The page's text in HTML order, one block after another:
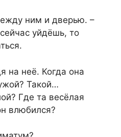
ним и дверью. –
уйдёшь, то
на неё. Когда она
Такой…
Где та весёлая
влюбился?